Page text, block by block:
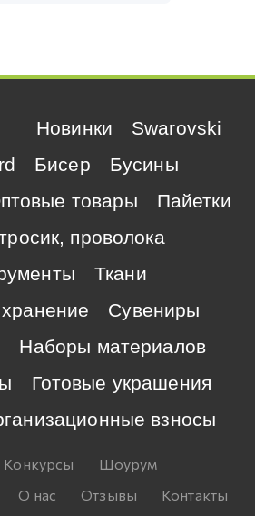
Новинки
Swarovski
Бисер
Бусины
товары
Пайетки
проволока
Ткани
Сувениры
Наборы материалов
Готовые украшения
взносы
Конкурсы
Шоурум
О нас Отзывы
Контакты